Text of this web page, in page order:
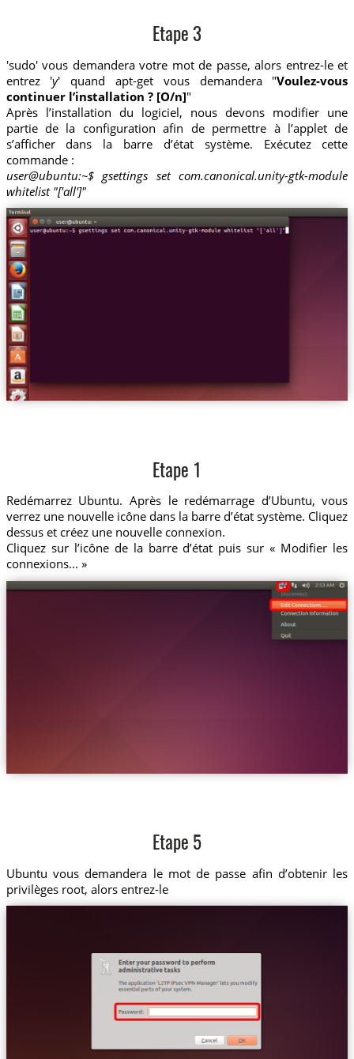
Etape 3
'sudo' vous demandera votre mot de passe, alors entrez-le et
entrez 'y' quand apt-get vous demandera "Voulez-vous
continuer l’installation ? [O/n]"
Après l’installation du logiciel, nous devons modifier une
partie de la configuration afin de permettre à l’applet de
s’afficher dans la barre d’état système. Exécutez cette
commande :
user@ubuntu:~$ gsettings set com.canonical.unity-gtk-module
whitelist "['all']"
Etape 1
Redémarrez Ubuntu. Après le redémarrage d’Ubuntu, vous
verrez une nouvelle icône dans la barre d’état système. Cliquez
dessus et créez une nouvelle connexion.
Cliquez sur l’icône de la barre d’état puis sur « Modifier les
connexions... »
Etape 5
Ubuntu vous demandera le mot de passe afin d’obtenir les
privilèges root, alors entrez-le